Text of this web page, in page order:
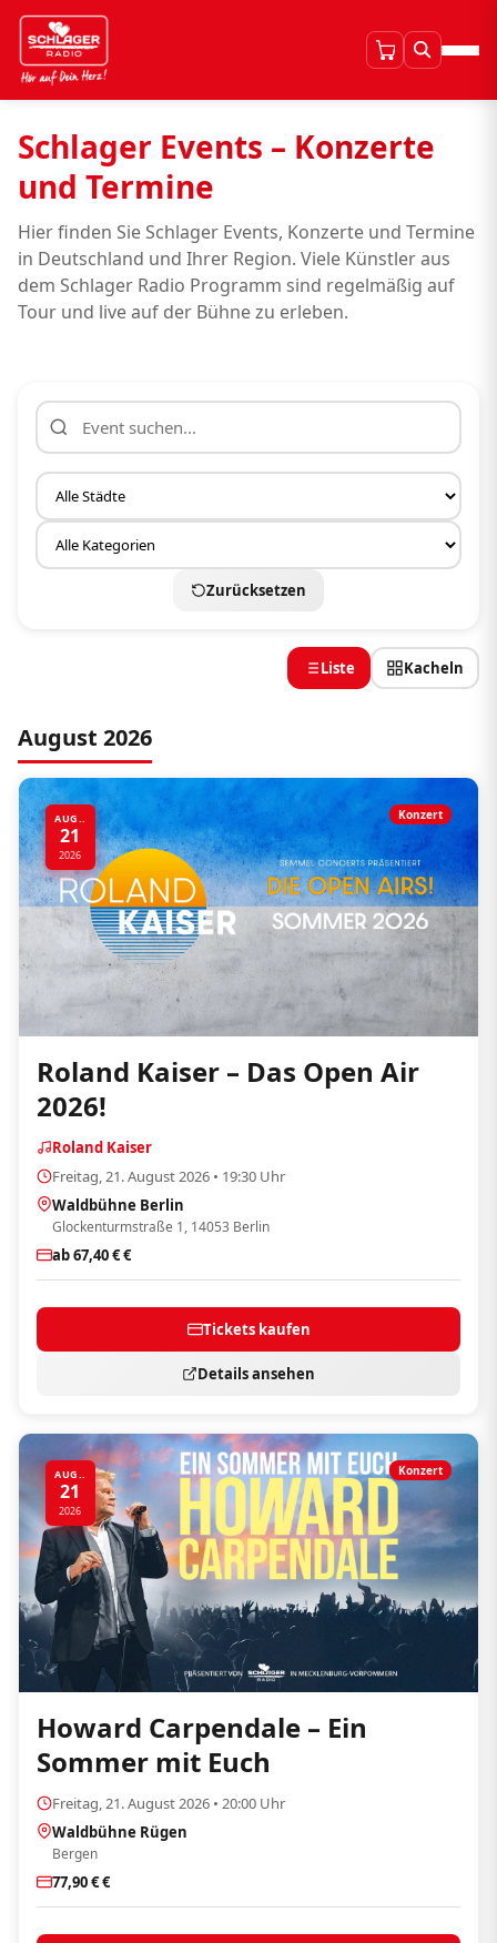
Schlager Events – Konzerte
und Termine
Hier finden Sie Schlager Events, Konzerte und Termine
in Deutschland und Ihrer Region. Viele Künstler aus
dem Schlager Radio Programm sind regelmäßig auf
Tour und live auf der Bühne zu erleben.
Zurücksetzen
Liste Kacheln
August 2026
AUG..
21
2026
Konzert
Roland Kaiser – Das Open Air
2026!
Roland Kaiser
Freitag, 21. August 2026 • 19:30 Uhr
Waldbühne Berlin
Glockenturmstraße 1, 14053 Berlin
ab 67,40 € €
Tickets kaufen
Details ansehen
AUG..
21
2026
Konzert
Howard Carpendale – Ein
Sommer mit Euch
Freitag, 21. August 2026 • 20:00 Uhr
Waldbühne Rügen
Bergen
77,90 € €